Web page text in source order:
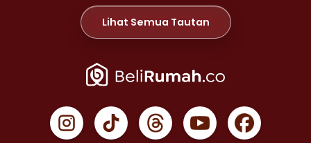
Properti Dijual di Meruya >
Properti Dijual di Jelambar >
Properti Dijual di Jakarta Pusat >
Properti Dijual di Gambir >
Properti Dijual di Johar Baru >
Lihat Semua Tautan